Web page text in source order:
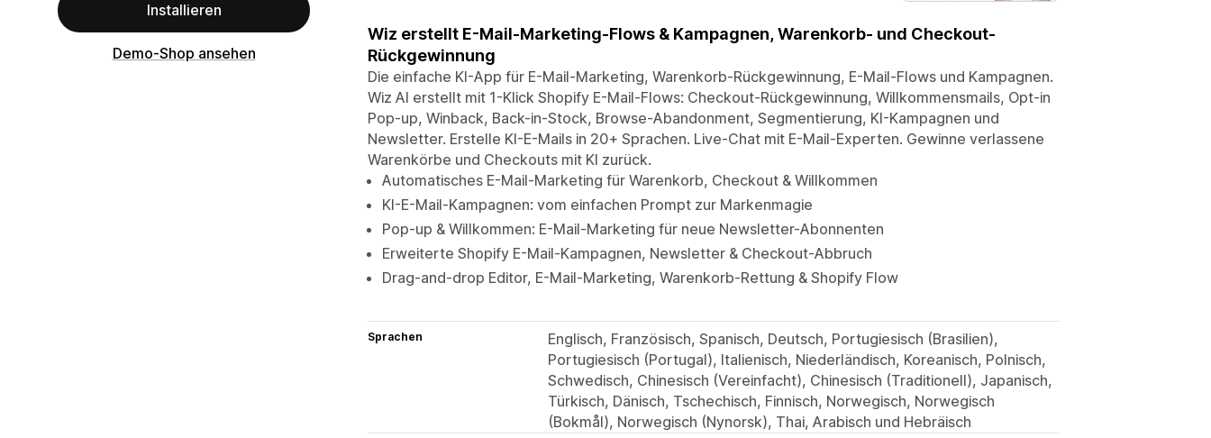
Installieren
Demo-Shop ansehen
Wiz erstellt E-Mail-Marketing-Flows & Kampagnen, Warenkorb- und Checkout-
Rückgewinnung
Die einfache KI-App für E-Mail-Marketing, Warenkorb-Rückgewinnung, E-Mail-Flows und Kampagnen.
Wiz AI erstellt mit 1-Klick Shopify E-Mail-Flows: Checkout-Rückgewinnung, Willkommensmails, Opt-in
Pop-up, Winback, Back-in-Stock, Browse-Abandonment, Segmentierung, KI-Kampagnen und
Newsletter. Erstelle KI-E-Mails in 20+ Sprachen. Live-Chat mit E-Mail-Experten. Gewinne verlassene
Warenkörbe und Checkouts mit KI zurück.
Automatisches E-Mail-Marketing für Warenkorb, Checkout & Willkommen
KI-E-Mail-Kampagnen: vom einfachen Prompt zur Markenmagie
Pop-up & Willkommen: E-Mail-Marketing für neue Newsletter-Abonnenten
Erweiterte Shopify E-Mail-Kampagnen, Newsletter & Checkout-Abbruch
Drag-and-drop Editor, E-Mail-Marketing, Warenkorb-Rettung & Shopify Flow
Sprachen
Englisch, Französisch, Spanisch, Deutsch, Portugiesisch (Brasilien),
Portugiesisch (Portugal), Italienisch, Niederländisch, Koreanisch, Polnisch,
Schwedisch, Chinesisch (Vereinfacht), Chinesisch (Traditionell), Japanisch,
Türkisch, Dänisch, Tschechisch, Finnisch, Norwegisch, Norwegisch
(Bokmål), Norwegisch (Nynorsk), Thai, Arabisch und Hebräisch